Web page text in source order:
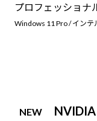
プロフェッショナ
Windows 11 Pro / インテ
NEW